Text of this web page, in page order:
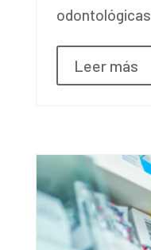
odontológicas
Leer más